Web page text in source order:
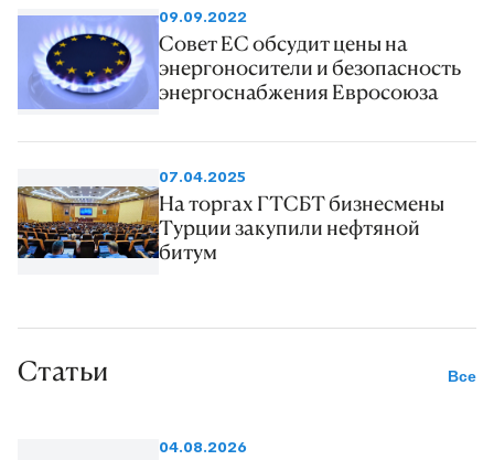
09.09.2022
Совет ЕС обсудит цены на
энергоносители и безопасность
энергоснабжения Евросоюза
07.04.2025
На торгах ГТСБТ бизнесмены
Турции закупили нефтяной
битум
Статьи Все
04.08.2026